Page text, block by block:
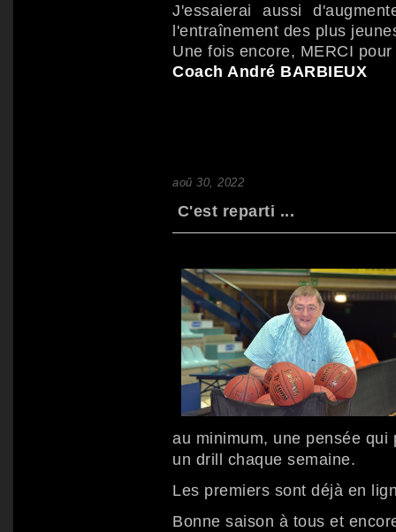
J'essaierai aussi
l'entraînement des plus
Une fois encore, MERCI
Coach André BARBIEUX
aoû 30, 2022
C'est reparti ...
au minimum, une pensée
un drill chaque semaine.
Les premiers sont déjà en
Bonne saison à tous et